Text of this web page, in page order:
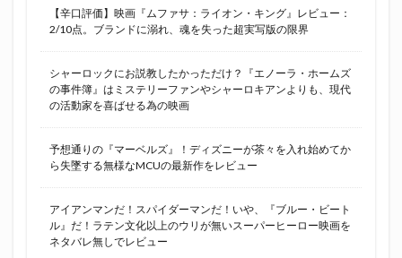
【辛口評価】映画『ムファサ：ライオン・キング』レビュー：
2/10点。ブランドに溺れ、魂を失った超実写版の限界
シャーロックにお説教したかっただけ？『エノーラ・ホームズ
の事件簿』はミステリーファンやシャーロキアンよりも、現代
の活動家を喜ばせる為の映画
予想通りの『マーベルズ』！ディズニーが茶々を入れ始めてか
ら失墜する無様なMCUの最新作をレビュー
アイアンマンだ！スパイダーマンだ！いや、『ブルー・ビート
ル』だ！ラテン文化以上のウリが無いスーパーヒーロー映画を
ネタバレ無しでレビュー